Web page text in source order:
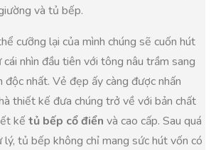
và tủ bếp.
cưỡng lại của mình chúng sẽ cuốn hút
nhìn đầu tiên với tông nâu trầm sang
nhất. Vẻ đẹp ấy càng được nhấn
thiết kế đưa chúng trở về với bản chất
kế tủ bếp cổ điển và cao cấp. Sau quá
lý, tủ bếp không chỉ mang sức hút vốn có